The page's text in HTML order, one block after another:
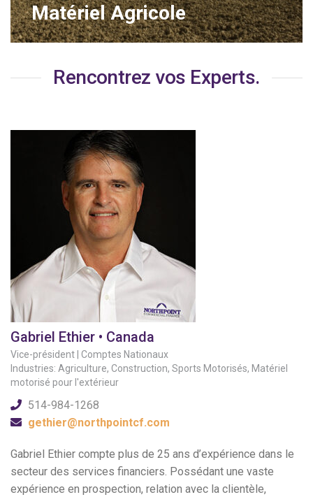
Matériel Agricole
Rencontrez vos Experts.
Gabriel Ethier • Canada
Vice-président | Comptes Nationaux
Industries: Agriculture, Construction, Sports Motorisés, Matériel
motorisé pour l'extérieur
514-984-1268
gethier@northpointcf.com
Gabriel Ethier compte plus de 25 ans d’expérience dans le
secteur des services financiers. Possédant une vaste
expérience en prospection, relation avec la clientèle,